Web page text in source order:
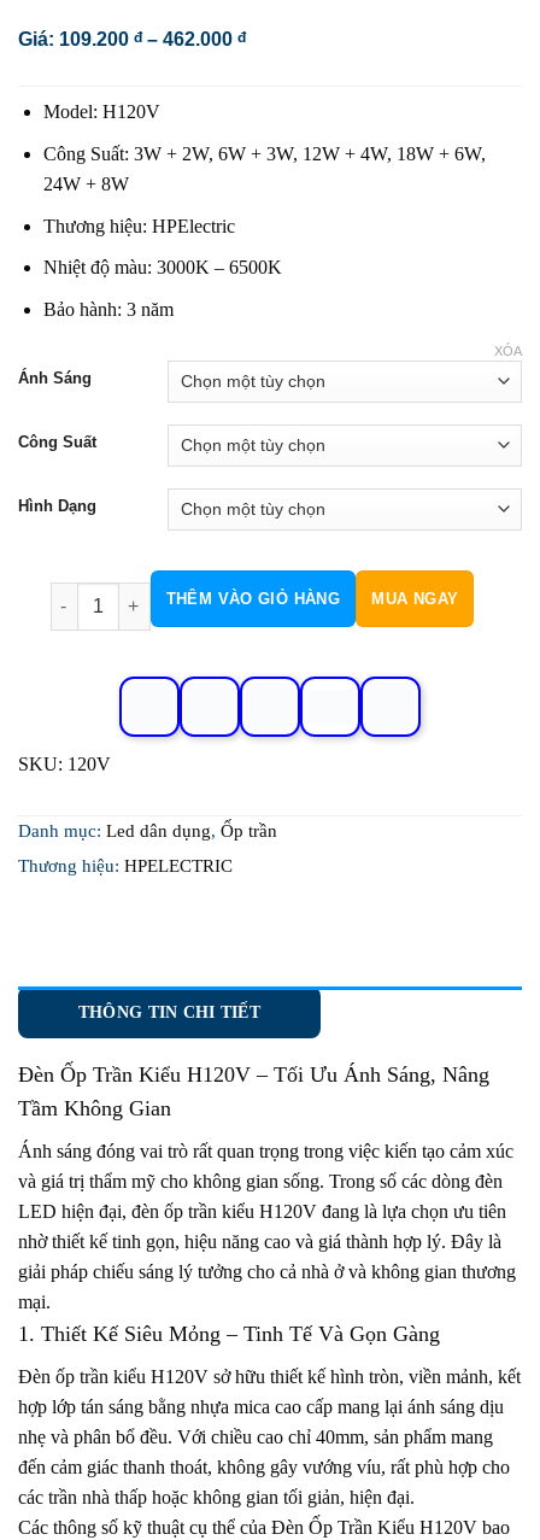
Giá: 109.200 đ – 462.000 đKhoảng
Model: H120V
Công Suất: 3W + 2W, 6W + 3W, 12W + 4W, 18W + 6W,
24W + 8W
Thương hiệu: HPElectric
Nhiệt độ màu: 3000K – 6500K
Bảo hành: 3 năm
Ánh Sáng
Công Suất
Hình Dạng
XÓA
Đèn Ốp Trần Kiểu H120V số lượng
THÊM VÀO GIỎ HÀNG MUA NGAY
SKU: 120V
Danh mục: Led dân dụng, Ốp trần
Thương hiệu: HPELECTRIC
THÔNG TIN CHI TIẾT
Đèn Ốp Trần Kiểu H120V – Tối Ưu Ánh Sáng, Nâng
Tầm Không Gian
Ánh sáng đóng vai trò rất quan trọng trong việc kiến tạo cảm xúc
và giá trị thẩm mỹ cho không gian sống. Trong số các dòng đèn
LED hiện đại, đèn ốp trần kiểu H120V đang là lựa chọn ưu tiên
nhờ thiết kế tinh gọn, hiệu năng cao và giá thành hợp lý. Đây là
giải pháp chiếu sáng lý tưởng cho cả nhà ở và không gian thương
mại.
1. Thiết Kế Siêu Mỏng – Tinh Tế Và Gọn Gàng
Đèn ốp trần kiểu H120V sở hữu thiết kế hình tròn, viền mảnh, kết
hợp lớp tán sáng bằng nhựa mica cao cấp mang lại ánh sáng dịu
nhẹ và phân bổ đều. Với chiều cao chỉ 40mm, sản phẩm mang
đến cảm giác thanh thoát, không gây vướng víu, rất phù hợp cho
các trần nhà thấp hoặc không gian tối giản, hiện đại.
Các thông số kỹ thuật cụ thể của Đèn Ốp Trần Kiểu H120V bao